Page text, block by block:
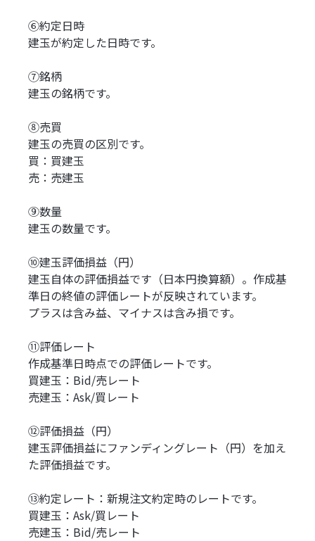
⑥約定日時
建玉が約定した日時です。
⑦銘柄
建玉の銘柄です。
⑧売買
建玉の売買の区別です。
買：買建玉
売：売建玉
⑨数量
建玉の数量です。
⑩建玉評価損益（円）
建玉自体の評価損益です（日本円換算額）。作成基
準日の終値の評価レートが反映されています。
プラスは含み益、マイナスは含み損です。
⑪評価レート
作成基準日時点での評価レートです。
買建玉：Bid/売レート
売建玉：Ask/買レート
⑫評価損益（円）
建玉評価損益にファンディングレート（円）を加え
た評価損益です。
⑬約定レート：新規注文約定時のレートです。
買建玉：Ask/買レート
売建玉：Bid/売レート